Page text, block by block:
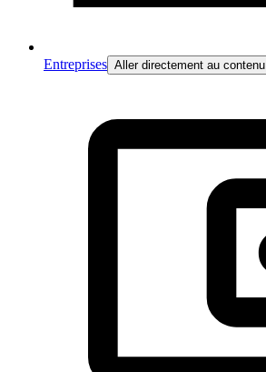
Entreprises Aller directement au contenu